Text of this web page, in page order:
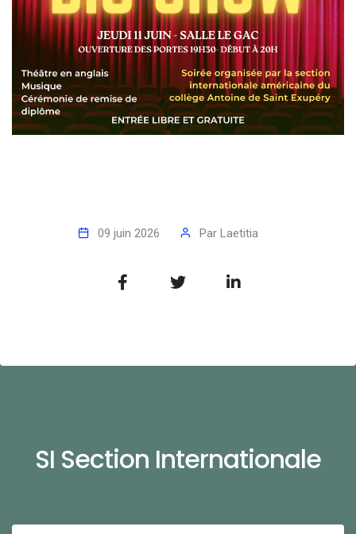
09 juin 2026 Par Laetitia
SI Section Internationale